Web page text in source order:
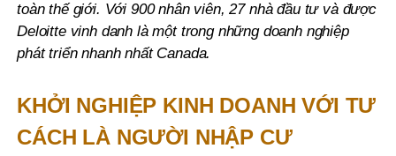
toàn thế giới. Với 900 nhân viên, 27 nhà đầu tư và được
Deloitte vinh danh là một trong những doanh nghiệp
phát triển nhanh nhất Canada.
KHỞI NGHIỆP KINH DOANH VỚI TƯ
CÁCH LÀ NGƯỜI NHẬP CƯ